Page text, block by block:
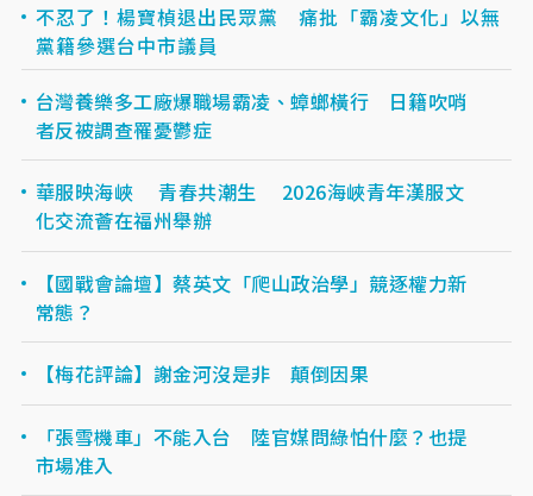
不忍了！楊寶楨退出民眾黨 痛批「霸凌文化」以無
黨籍參選台中市議員
台灣養樂多工廠爆職場霸凌、蟑螂橫行 日籍吹哨
者反被調查罹憂鬱症
華服映海峽 青春共潮生 2026海峽青年漢服文
化交流薈在福州舉辦
【國戰會論壇】蔡英文「爬山政治學」競逐權力新
常態？
【梅花評論】謝金河沒是非 顛倒因果
「張雪機車」不能入台 陸官媒問綠怕什麼？也提
市場准入